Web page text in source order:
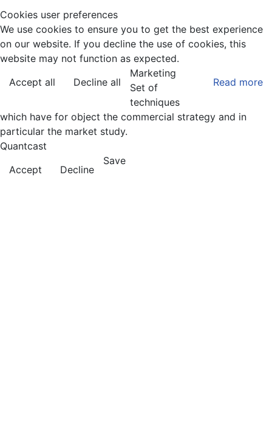
Cookies user preferences
We use cookies to ensure you to get the best experience
on our website. If you decline the use of cookies, this
website may not function as expected.
Accept all
Decline all Read more
Marketing
Set of
techniques
which have for object the commercial strategy and in
particular the market study.
Quantcast
Accept
Decline
Save